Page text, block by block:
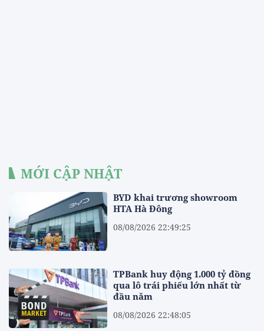
MỚI CẬP NHẬT
BYD khai trương showroom
HTA Hà Đông
08/08/2026 22:49:25
TPBank huy động 1.000 tỷ đồng
qua lô trái phiếu lớn nhất từ
đầu năm
08/08/2026 22:48:05